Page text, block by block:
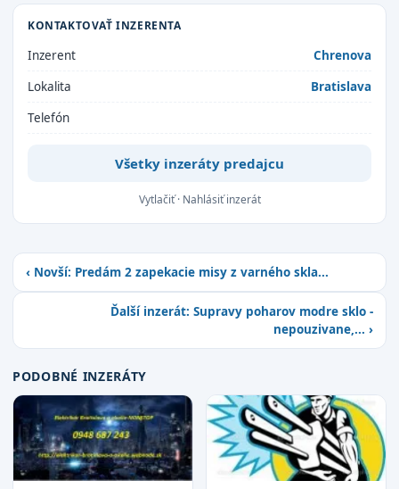
‹ Novší: Predám 2 zapekacie misy z varného skla...
Ďalší inzerát: Supravy poharov modre sklo -
nepouzivane,... ›
PODOBNÉ INZERÁTY
KONTAKTOVAŤ INZERENTA
Inzerent
Chrenova
Lokalita
Bratislava
Telefón
Všetky inzeráty predajcu
Vytlačiť· Nahlásiť inzerát